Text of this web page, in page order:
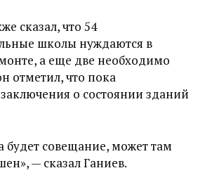
сказал, что 54
школы нуждаются в
а еще две необходимо
отметил, что пока
о состоянии зданий
будет совещание, может там
— сказал Ганиев.